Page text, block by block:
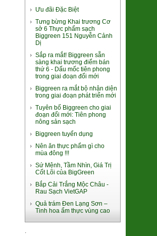
Lá Giang Khô Bình Định
(SP010245)
39.000đ/Hộp
Súp lơ xanh Baby Đà Lạt
(2611048)
9.000đ/100g
Ưu đãi Đặc Biệt
Tưng bừng Khai trương Cơ
sở 6 Thực phẩm sạch
Biggreen 151 Nguyễn Cảnh
Dị
Sắp ra mắt! Biggreen sẵn
sàng khai trương điểm bán
thứ 6 - Dấu mốc tiên phong
trong giai đoạn đổi mới
Biggreen ra mắt bộ nhận diện
trong giai đoạn phát triển mới
Tuyên bố Biggreen cho giai
đoạn đổi mới: Tiên phong
nông sản sạch
Biggreen tuyển dụng
Nên ăn thực phẩm gì cho
mùa đông !!!
Sứ Mệnh, Tầm Nhìn, Giá Trị
Cốt Lõi của BigGreen
Bắp Cải Trắng Mộc Châu -
Rau Sạch VietGAP
Quả trám Đen Lạng Sơn –
Tinh hoa ẩm thực vùng cao
.